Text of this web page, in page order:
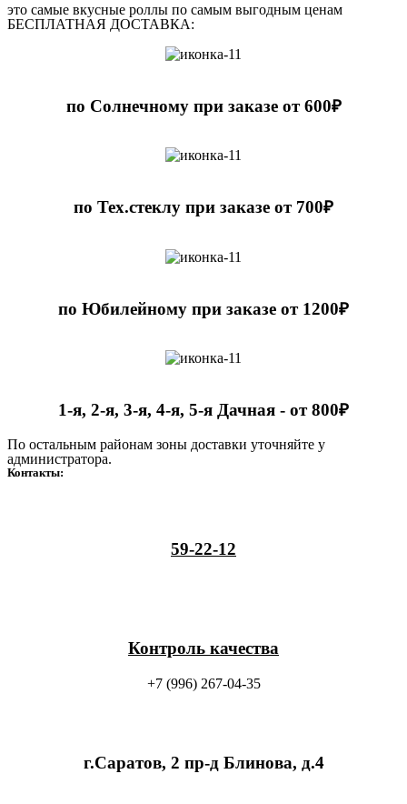
это самые вкусные роллы по самым выгодным ценам
БЕСПЛАТНАЯ ДОСТАВКА:
по Солнечному при заказе от 600₽
по Тех.стеклу при заказе от 700₽
по Юбилейному при заказе от 1200₽
1-я, 2-я, 3-я, 4-я, 5-я Дачная - от 800₽
По остальным районам зоны доставки уточняйте у
администратора.
Контакты:
59-22-12
Контроль качества
+7 (996) 267-04-35
г.Саратов, 2 пр-д Блинова, д.4